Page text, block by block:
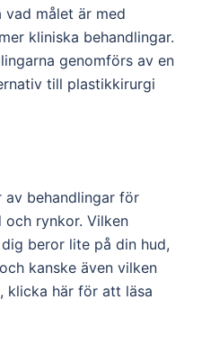
vad målet är med
kliniska behandlingar.
genomförs av en
till plastikkirurgi
av behandlingar för
och rynkor. Vilken
beror lite på din hud,
kanske även vilken
klicka här för att läsa